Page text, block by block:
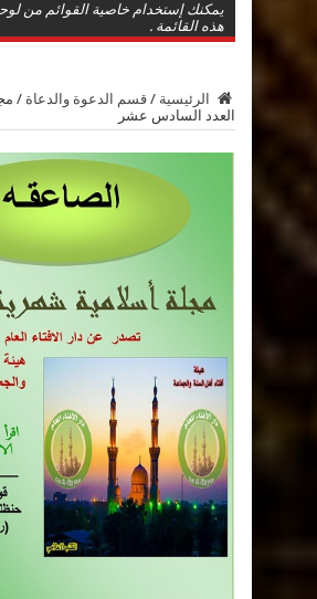
يمكنك إستخدام خاصية القوائم من
هذه القائمة .
الرئيسية / قسم الدعوة والدعاة /
العدد السادس عشر